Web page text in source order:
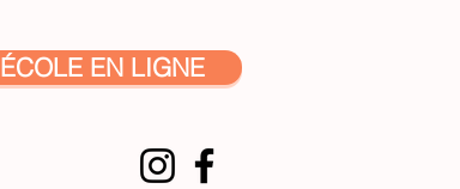
ÉCOLE EN LIGNE